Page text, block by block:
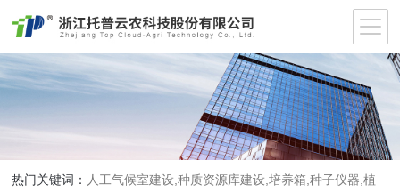
热门关键词： 人工气候室建设,种质资源库建设,培养箱,种子仪器,植